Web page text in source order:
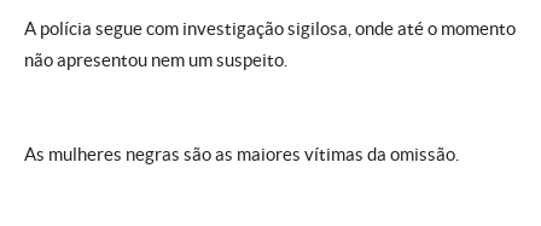
A polícia segue com investigação sigilosa, onde até o momento
não apresentou nem um suspeito.
As mulheres negras são as maiores vítimas da omissão.